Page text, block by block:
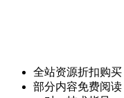
全站资源折扣购买
部分内容免费阅读